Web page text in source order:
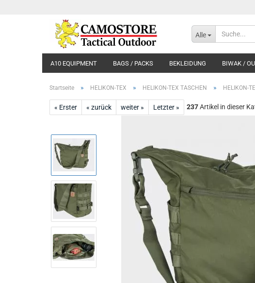
Alle
A10 EQUIPMENT BAGS / PACKS BEKLEIDUNG BIWAK /
Startseite » HELIKON-TEX » HELIKON-TEX TASCHEN » HELIKON-
« Erster « zurück weiter » Letzter » 237Artikel in dieser